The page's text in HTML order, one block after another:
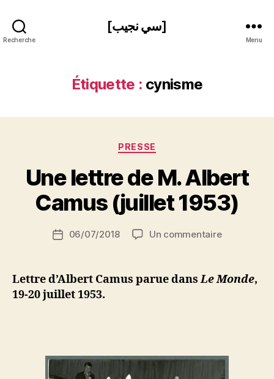
Recherche
[سي نجيب]
Menu
Étiquette : cynisme
Catégories
PRESSE
Une lettre de M. Albert
Camus (juillet 1953)
Auteur
de
P
a
S
N
ji
Date06/07/2018 Un commentairesur
de
Lettre d’Albert Camus parue dansLe Monde,
19-20 juillet 1953.